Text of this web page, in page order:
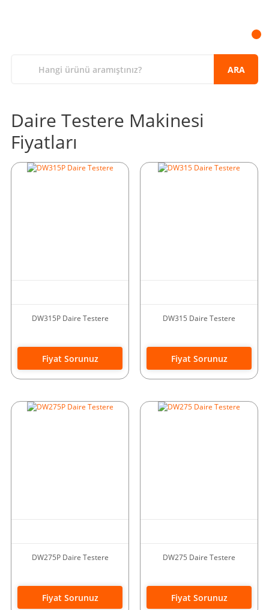
ARA
Daire Testere Makinesi
Fiyatları
DW315P Daire Testere
Fiyat Sorunuz
DW315 Daire Testere
Fiyat Sorunuz
DW275P Daire Testere
Fiyat Sorunuz
DW275 Daire Testere
Fiyat Sorunuz